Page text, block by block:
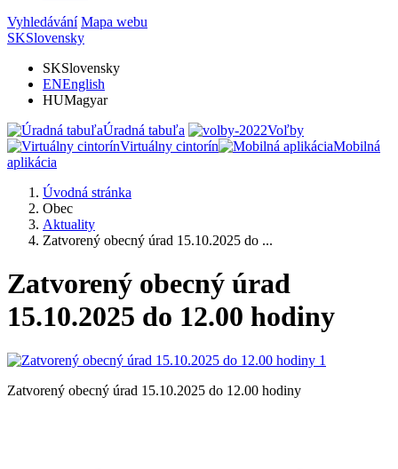
Vyhledávání Mapa webu
SKSlovensky
SKSlovensky
ENEnglish
HUMagyar
Úradná tabuľa
Voľby
Virtuálny cintorín
Mobilná
aplikácia
Úvodná stránka
Obec
Aktuality
Zatvorený obecný úrad 15.10.2025 do ...
Zatvorený obecný úrad
15.10.2025 do 12.00 hodiny
Zatvorený obecný úrad 15.10.2025 do 12.00 hodiny